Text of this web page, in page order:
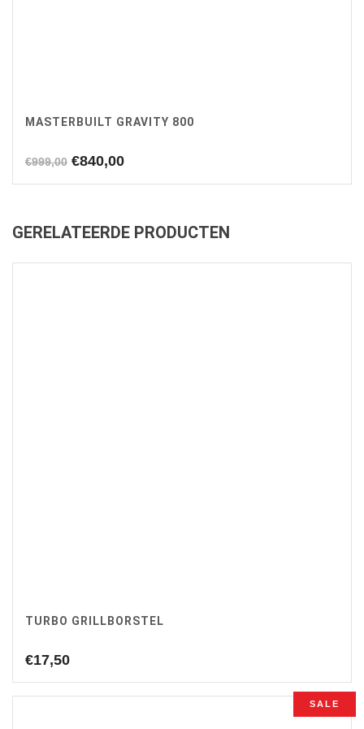
MASTERBUILT GRAVITY 800
€999,00 Oorspronkelijke
€840,00Huidige
GERELATEERDE PRODUCTEN
TURBO GRILLBORSTEL
€17,50
SALE